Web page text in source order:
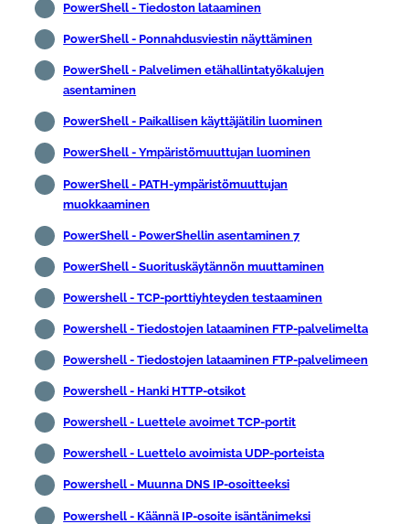
PowerShell - Tiedoston lataaminen
PowerShell - Ponnahdusviestin näyttäminen
PowerShell - Palvelimen etähallintatyökalujen
asentaminen
PowerShell - Paikallisen käyttäjätilin luominen
PowerShell - Ympäristömuuttujan luominen
PowerShell - PATH-ympäristömuuttujan
muokkaaminen
PowerShell - PowerShellin asentaminen 7
PowerShell - Suorituskäytännön muuttaminen
Powershell - TCP-porttiyhteyden testaaminen
Powershell - Tiedostojen lataaminen FTP-palvelimelta
Powershell - Tiedostojen lataaminen FTP-palvelimeen
Powershell - Hanki HTTP-otsikot
Powershell - Luettele avoimet TCP-portit
Powershell - Luettelo avoimista UDP-porteista
Powershell - Muunna DNS IP-osoitteeksi
Powershell - Käännä IP-osoite isäntänimeksi